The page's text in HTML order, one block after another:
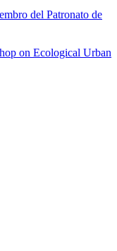
del Patronato de
on Ecological Urban